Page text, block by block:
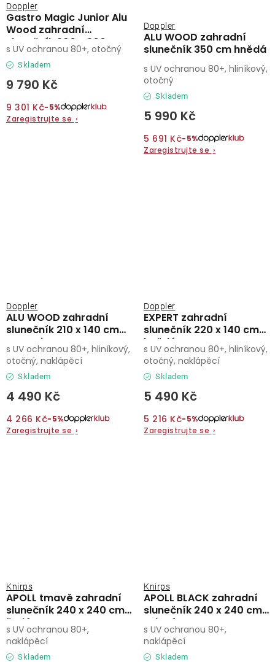
Gastro Magic Junior Alu
Wood zahradní
slunečník 200 x 200 cm
antracit
Doppler
Skladem
9 790 Kč
9 301 Kč−5%
Zaregistrujte se ›
s UV ochranou 80+, otočný
ALU WOOD zahradní
slunečník 350 cm hnědá
Doppler
Skladem
5 990 Kč
5 691 Kč−5%
Zaregistrujte se ›
s UV ochranou 80+, hliníkový,
otočný
ALU WOOD zahradní
slunečník 210 x 140 cm
antracit
Doppler
Skladem
4 490 Kč
4 266 Kč−5%
Zaregistrujte se ›
s UV ochranou 80+, hliníkový,
otočný, naklápěcí
EXPERT zahradní
slunečník 220 x 140 cm
hnědá
Doppler
Skladem
5 490 Kč
5 216 Kč−5%
Zaregistrujte se ›
s UV ochranou 80+, hliníkový,
otočný, naklápěcí
APOLL tmavě zahradní
slunečník 240 x 240 cm
šedá
Knirps
Skladem
s UV ochranou 80+,
naklápěcí
APOLL BLACK zahradní
slunečník 240 x 240 cm
zelená
Knirps
Skladem
s UV ochranou 80+,
naklápěcí